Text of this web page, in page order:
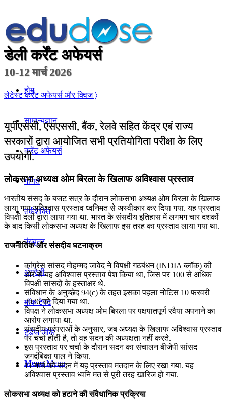
होम
सामान्यज्ञान
करेंट अफेयर्स
गणित
तर्कशक्ति
कंप्यूटर
अंग्रेजी
मॉक टेस्ट
टुडेज जीके
Menu Menu
डेली कर्रेंट अफेयर्स
10-12 मार्च 2026
लेटेस्ट कर्रेंट अफेयर्स और क्विज 〉
यूपीएससी, एसएससी, बैंक, रेलवे सहित केंद्र एबं राज्य
सरकारों द्वारा आयोजित सभी प्रतियोगिता परीक्षा के लिए
उपयोगी.
लोकसभा अध्यक्ष ओम बिरला के खिलाफ अविश्वास प्रस्ताव
भारतीय संसद के बजट सत्र के दौरान लोकसभा अध्यक्ष ओम बिरला के खिलाफ
लाया गया अविश्वास प्रस्ताव ध्वनिमत से अस्वीकार कर दिया गया. यह प्रस्ताव
विपक्षी दलों द्वारा लाया गया था. भारत के संसदीय इतिहास में लगभग चार दशकों
के बाद किसी लोकसभा अध्यक्ष के खिलाफ इस तरह का प्रस्ताव लाया गया था.
राजनीतिक और संसदीय घटनाक्रम
कांग्रेस सांसद मोहम्मद जावेद ने विपक्षी गठबंधन (INDIA ब्लॉक) की
ओर से यह अविश्वास प्रस्ताव पेश किया था, जिस पर 100 से अधिक
विपक्षी सांसदों के हस्ताक्षर थे.
संविधान के अनुच्छेद 94(c) के तहत इसका पहला नोटिस 10 फरवरी
2026 को दिया गया था.
विपक्ष ने लोकसभा अध्यक्ष ओम बिरला पर पक्षपातपूर्ण रवैया अपनाने का
आरोप लगाया था.
संसदीय परंपराओं के अनुसार, जब अध्यक्ष के खिलाफ अविश्वास प्रस्ताव
पर चर्चा होती है, तो वह सदन की अध्यक्षता नहीं करते.
इस प्रस्ताव पर चर्चा के दौरान सदन का संचालन बीजेपी सांसद
जगदंबिका पाल ने किया.
11 मार्च को सदन में यह प्रस्ताव मतदान के लिए रखा गया. यह
अविश्वास प्रस्ताव ध्वनि मत से पूरी तरह खारिज हो गया.
लोकसभा अध्यक्ष को हटाने की संवैधानिक प्रक्रिया